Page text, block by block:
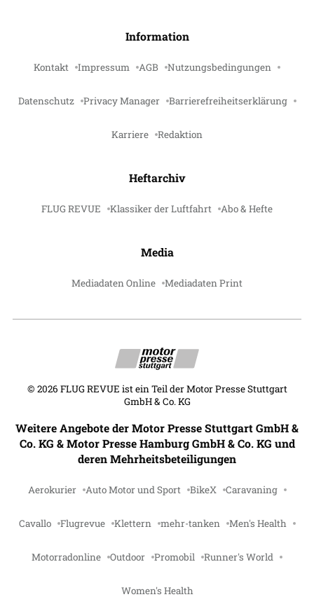
Information
Kontakt Impressum AGB Nutzungsbedingungen
Datenschutz Privacy Manager Barrierefreiheitserklärung
Karriere Redaktion
Heftarchiv
FLUG REVUE Klassiker der Luftfahrt Abo & Hefte
Media
Mediadaten Online Mediadaten Print
© 2026 FLUG REVUE ist ein Teil der Motor Presse Stuttgart
GmbH & Co. KG
Weitere Angebote der Motor Presse Stuttgart GmbH &
Co. KG & Motor Presse Hamburg GmbH & Co. KG und
deren Mehrheitsbeteiligungen
Aerokurier Auto Motor und Sport BikeX Caravaning
Cavallo Flugrevue Klettern mehr-tanken Men's Health
Motorradonline Outdoor Promobil Runner's World
Women's Health